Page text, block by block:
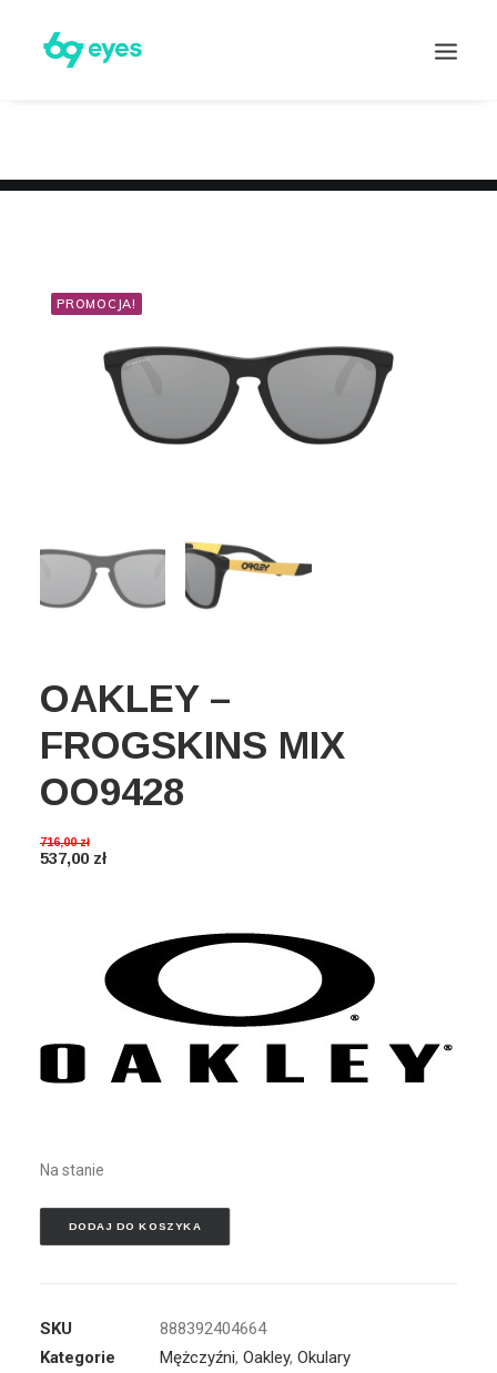
Wyszukiwanie
Koszyk
PROMOCJA!
OAKLEY –
FROGSKINS MIX
OO9428
716,00zł
537,00 zł
Na stanie
DODAJ DO KOSZYKA
SKU
888392404664
Kategorie
Mężczyźni, Oakley, Okulary